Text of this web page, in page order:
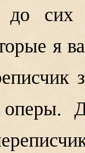
до
я
оперы.